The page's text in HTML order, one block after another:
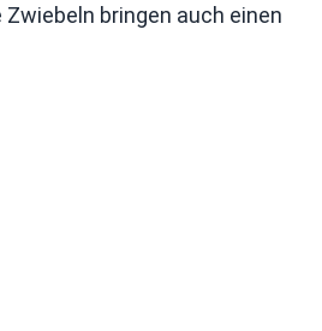
bringen auch einen